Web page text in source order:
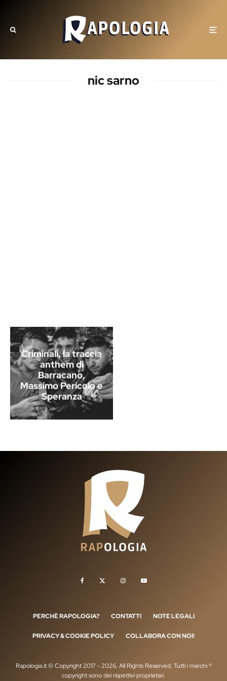
nic sarno
Criminali, la traccia
anthem di
Barracano,
Massimo Pericolo e
Speranza
PERCHÈ RAPOLOGIA? CONTATTI NOTE LEGALI
PRIVACY & COOKIE POLICY COLLABORA CON NOI!
Rapologia.it © Copyright 2017 - 2026, All Rights Reserved. Tutti i marchi ®
copyright sono dei rispettivi proprietari.